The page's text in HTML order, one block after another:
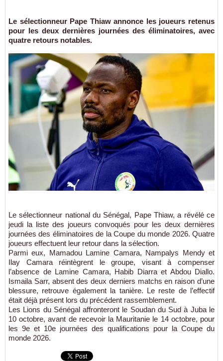
Le sélectionneur Pape Thiaw annonce les joueurs retenus
pour les deux dernières journées des éliminatoires, avec
quatre retours notables.
Le sélectionneur national du Sénégal, Pape Thiaw, a révélé ce
jeudi la liste des joueurs convoqués pour les deux dernières
journées des éliminatoires de la Coupe du monde 2026. Quatre
joueurs effectuent leur retour dans la sélection.
Parmi eux, Mamadou Lamine Camara, Nampalys Mendy et
Ilay Camara réintègrent le groupe, visant à compenser
l’absence de Lamine Camara, Habib Diarra et Abdou Diallo.
Ismaila Sarr, absent des deux derniers matchs en raison d’une
blessure, retrouve également la tanière. Le reste de l’effectif
était déjà présent lors du précédent rassemblement.
Les Lions du Sénégal affronteront le Soudan du Sud à Juba le
10 octobre, avant de recevoir la Mauritanie le 14 octobre, pour
les 9e et 10e journées des qualifications pour la Coupe du
monde 2026.